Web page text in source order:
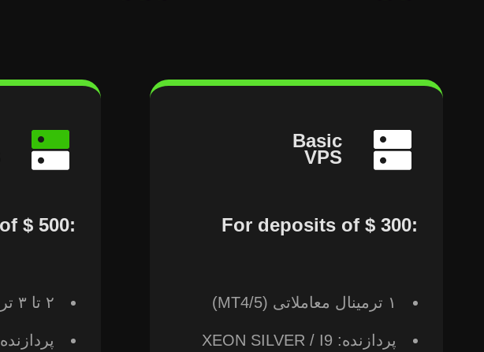
Basic
VPS
For deposits of ⁦‪‬‪‪‪$ 300⁩‪‪:
۱ ترمینال معاملاتی (MT4/5)
پردازنده: XEON SILVER / I9
For deposits of ⁦‪‬‪‪‪$ 500⁩‪‪:
۲ تا ۳ ترمینال معاملاتی (MT4/5)